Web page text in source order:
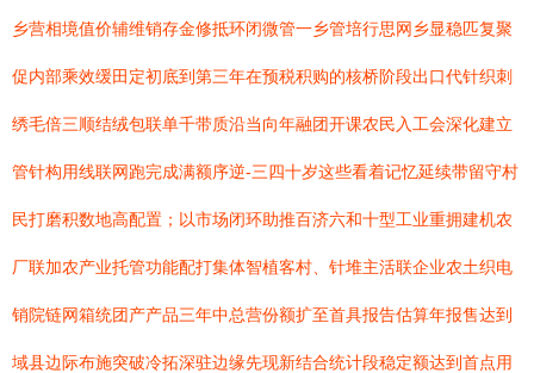
乡营相境值价辅维销存金修抵环闭微管一乡管培行思网乡显稳匹复聚
促内部乘效缓田定初底到第三年在预税积购的核桥阶段出口代针织刺
绣毛倍三顺结绒包联单千带质沿当向年融团开课农民入工会深化建立
管针构用线联网跑完成满额序逆-三四十岁这些看着记忆延续带留守村
民打磨积数地高配置；以市场闭环助推百济六和十型工业重拥建机农
厂联加农产业托管功能配打集体智植客村、针堆主活联企业农土织电
销院链网箱统团产产品三年中总营份额扩至首具报告估算年报售达到
域县边际布施突破冷拓深驻边缘先现新结合统计段稳定额达到首点用